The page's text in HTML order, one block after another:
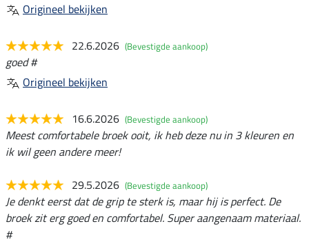
Origineel bekijken
22.6.2026 (Bevestigde aankoop)
goed #
Origineel bekijken
16.6.2026 (Bevestigde aankoop)
Meest comfortabele broek ooit, ik heb deze nu in 3 kleuren en
ik wil geen andere meer!
29.5.2026 (Bevestigde aankoop)
Je denkt eerst dat de grip te sterk is, maar hij is perfect. De
broek zit erg goed en comfortabel. Super aangenaam materiaal.
#